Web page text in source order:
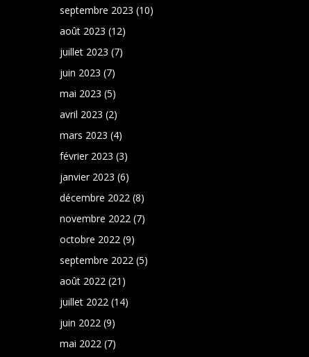
septembre 2023 (10)
août 2023 (12)
juillet 2023 (7)
juin 2023 (7)
mai 2023 (5)
avril 2023 (2)
mars 2023 (4)
février 2023 (3)
janvier 2023 (6)
décembre 2022 (8)
novembre 2022 (7)
octobre 2022 (9)
septembre 2022 (5)
août 2022 (21)
juillet 2022 (14)
juin 2022 (9)
mai 2022 (7)